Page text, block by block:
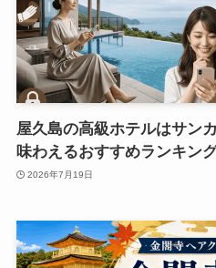
屋久島の高級ホテルはサン
味わえるおすすめランキン
2026年7月19日